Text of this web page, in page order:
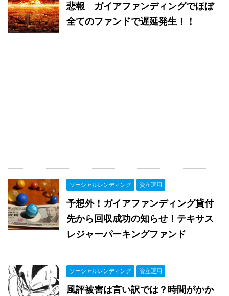
悲報 ガイアファンディングでほぼ
全てのファンドで遅延発生！！
ソーシャルレンディング 資産運用
予想外！ガイアファンディング貸付
先から回収成功の知らせ！テキサス
レジャーパーキングファンド
ソーシャルレンディング 資産運用
風評被害は言い訳では？時間がかか